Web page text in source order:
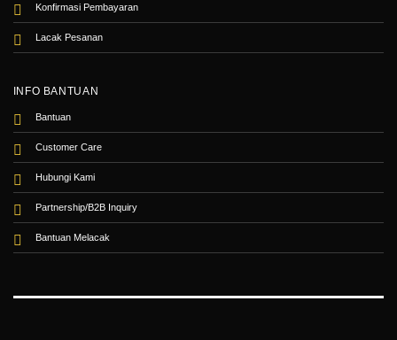
Konfirmasi Pembayaran
Lacak Pesanan
INFO BANTUAN
Bantuan
Customer Care
Hubungi Kami
Partnership/B2B Inquiry
Bantuan Melacak